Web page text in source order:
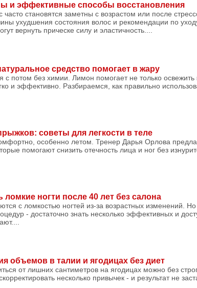
и эффективные способы восстановления
часто становятся заметны с возрастом или после
ухудшения состояния волос и рекомендации по
вернуть прическе силу и эластичность....
средство помогает в жару
потом без химии. Лимон помогает не только освежить
и эффективно. Разбираемся, как правильно
советы для легкости в теле
особенно летом. Тренер Дарья Орлова
помогают снизить отечность лица и ног без
ногти после 40 лет без салона
с ломкостью ногтей из-за возрастных изменений. Но
- достаточно знать несколько эффективных и
объемов в талии и ягодицах без диет
от лишних сантиметров на ягодицах можно без
несколько привычек - и результат не